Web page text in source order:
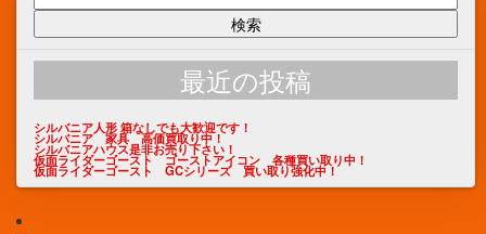
索:
最近の投稿
シルバニア人形 箱なしでも大歓迎です！
シルバニア 家具 高価買取り中！
シルバニアハウス是非お売り下さい！
仮面ライダーゴースト ゴーストアイコン 各種買い取り中！
仮面ライダーゴースト GCシリーズ 買い取り強化中！